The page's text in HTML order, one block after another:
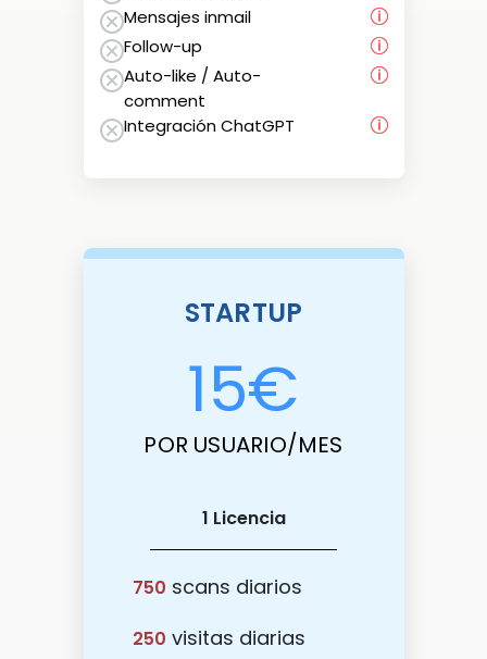
Mensajes inmail
Follow-up
Auto-like / Auto-
comment
Integración ChatGPT
STARTUP
15€
POR USUARIO/MES
1 Licencia
750 scans diarios
250 visitas diarias